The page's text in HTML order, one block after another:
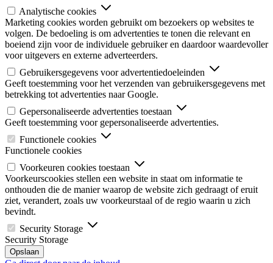
Analytische cookies
Marketing cookies worden gebruikt om bezoekers op websites te
volgen. De bedoeling is om advertenties te tonen die relevant en
boeiend zijn voor de individuele gebruiker en daardoor waardevoller
voor uitgevers en externe adverteerders.
Gebruikersgegevens voor advertentiedoeleinden
Geeft toestemming voor het verzenden van gebruikersgegevens met
betrekking tot advertenties naar Google.
Gepersonaliseerde advertenties toestaan
Geeft toestemming voor gepersonaliseerde advertenties.
Functionele cookies
Functionele cookies
Voorkeuren cookies toestaan
Voorkeurscookies stellen een website in staat om informatie te
onthouden die de manier waarop de website zich gedraagt of eruit
ziet, verandert, zoals uw voorkeurstaal of de regio waarin u zich
bevindt.
Security Storage
Security Storage
Opslaan